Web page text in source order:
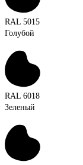
RAL 5015
Голубой
RAL 6018
Зеленый